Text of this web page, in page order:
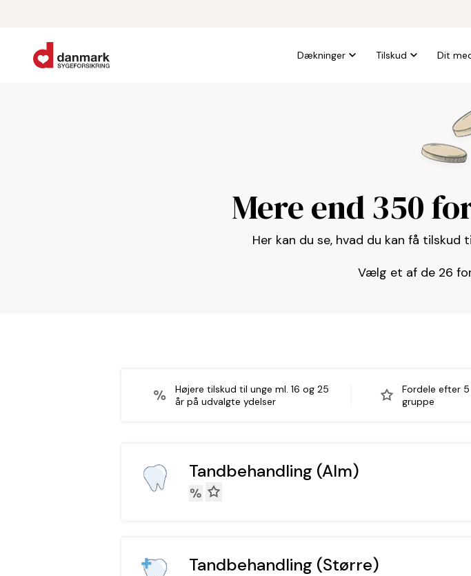
Dækninger Tilskud Dit
Mere end 350
Her kan du se, hvad du kan få
Vælg et af de 26
Højere tilskud til unge ml. 16 og 25
år på udvalgte ydelser
Fordele efter
gruppe
Tandbehandling (Alm)
Tandbehandling (Større)